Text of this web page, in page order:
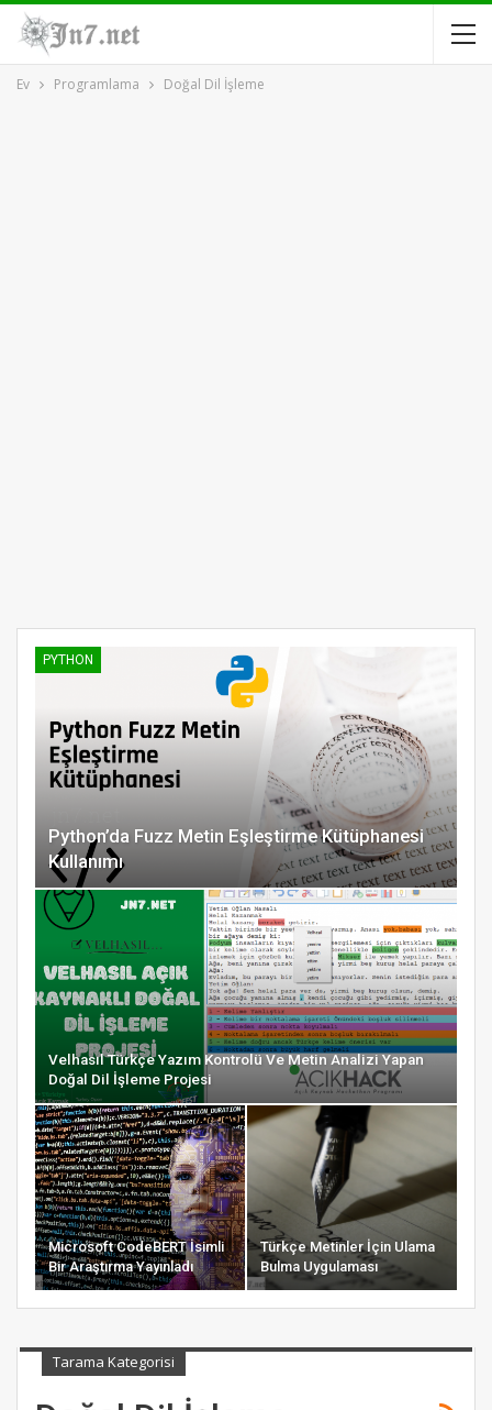
Ev Programlama Doğal Dil İşleme
PYTHON
Python’da Fuzz Metin Eşleştirme Kütüphanesi
Kullanımı
Velhasıl Türkçe Yazım Kontrolü Ve Metin Analizi Yapan
Doğal Dil İşleme Projesi
Microsoft CodeBERT İsimli
Bir Araştırma Yayınladı
Türkçe Metinler İçin Ulama
Bulma Uygulaması
Tarama Kategorisi